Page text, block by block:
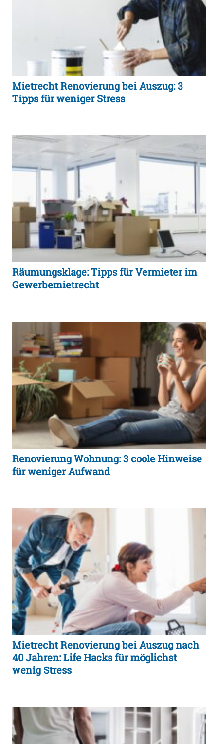
Mietrecht Renovierung bei Auszug: 3
Tipps für weniger Stress
Räumungsklage: Tipps für Vermieter im
Gewerbemietrecht
Renovierung Wohnung: 3 coole Hinweise
für weniger Aufwand
Mietrecht Renovierung bei Auszug nach
40 Jahren: Life Hacks für möglichst
wenig Stress